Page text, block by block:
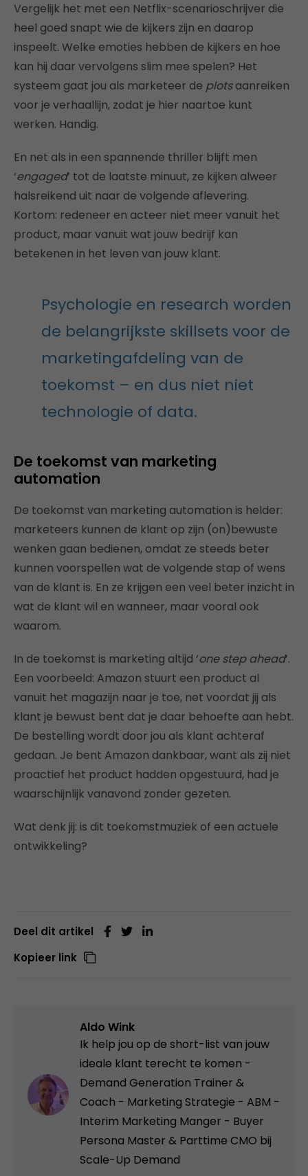
Vergelijk het met een Netflix-scenarioschrijver die
heel goed snapt wie de kijkers zijn en daarop
inspeelt. Welke emoties hebben de kijkers en hoe
kan hij daar vervolgens slim mee spelen? Het
systeem gaat jou als marketeer de plotsaanreiken
voor je verhaallijn, zodat je hier naartoe kunt
werken. Handig.
En net als in een spannende thriller blijft men
‘engaged’ tot de laatste minuut, ze kijken alweer
halsreikend uit naar de volgende aflevering.
Kortom: redeneer en acteer niet meer vanuit het
product, maar vanuit wat jouw bedrijf kan
betekenen in het leven van jouw klant.
Psychologie en research worden
de belangrijkste skillsets voor de
marketingafdeling van de
toekomst – en dus niet niet
technologie of data.
De toekomst van marketing
automation
De toekomst van marketing automation is helder:
marketeers kunnen de klant op zijn (on)bewuste
wenken gaan bedienen, omdat ze steeds beter
kunnen voorspellen wat de volgende stap of wens
van de klant is. En ze krijgen een veel beter inzicht in
wat de klant wil en wanneer, maar vooral ook
waarom.
In de toekomst is marketing altijd ‘one step ahead’.
Een voorbeeld: Amazon stuurt een product al
vanuit het magazijn naar je toe, net voordat jij als
klant je bewust bent dat je daar behoefte aan hebt.
De bestelling wordt door jou als klant achteraf
gedaan. Je bent Amazon dankbaar, want als zij niet
proactief het product hadden opgestuurd, had je
waarschijnlijk vanavond zonder gezeten.
Wat denk jij: is dit toekomstmuziek of een actuele
ontwikkeling?
Deel dit artikel
Kopieer link
Aldo Wink
Ik help jou op de short-list van jouw
ideale klant terecht te komen -
Demand Generation Trainer &
Coach - Marketing Strategie - ABM -
Interim Marketing Manger - Buyer
Persona Master & Parttime CMO bij
Scale-Up Demand